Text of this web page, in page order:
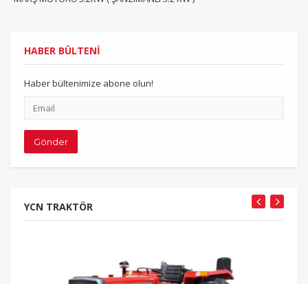
HABER BÜLTENİ
Haber bültenimize abone olun!
adresiniz
Gönder
YCN TRAKTÖR